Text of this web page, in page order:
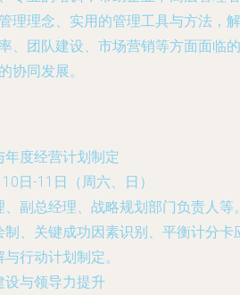
理理念、实用的管理工具与方法，解
、团队建设、市场营销等方面面临的
协同发展。
度经营计划制定
日-11日（周六、日）
、副总经理、战略规划部门负责人等
制、关键成功因素识别、平衡计分卡
行动计划制定。
设与领导力提升